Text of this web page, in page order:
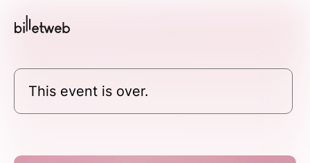
This event is over.